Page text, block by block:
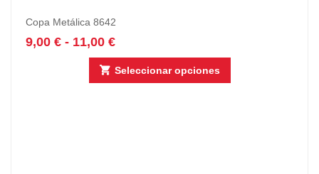
Copa Metálica 8642
9,00 € - 11,00 €
Seleccionar opciones